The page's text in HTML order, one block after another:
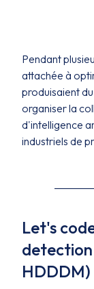
Pendant
attachée à
produisaient
organiser la
d'intelligence
industriels de
Let's
detection
HDDDM)